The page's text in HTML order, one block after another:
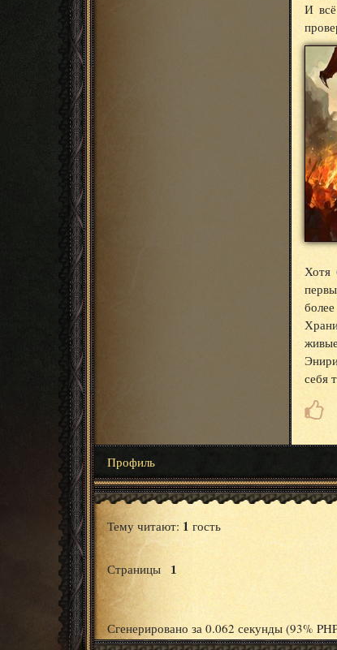
И
Хотя
себя
Профиль
Тему читают: 1 гость
Страницы 1
Сгенерировано за 0.062 секунды (93%